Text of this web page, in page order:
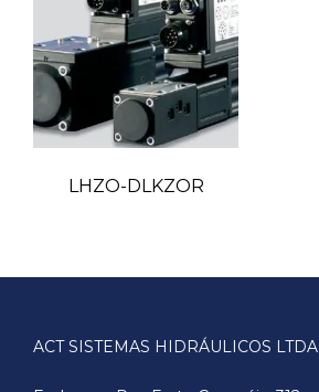
LHZO-DLKZOR
ACT SISTEMAS HIDRÁULICOS LTDA